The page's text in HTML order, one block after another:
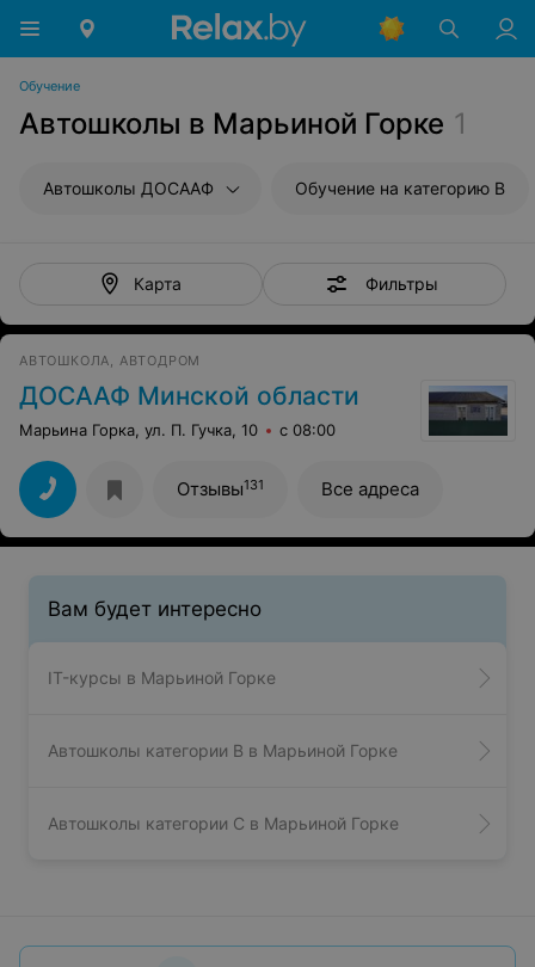
Обучение
Автошколы в Марьиной Горке 1
Автошколы ДОСААФ Обучение на категорию B
Карта Фильтры
АВТОШКОЛА, АВТОДРОМ
ДОСААФ Минской области
Марьина Горка, ул. П. Гучка, 10 с 08:00
Отзывы131 Все адреса
Вам будет интересно
IT-курсы в Марьиной Горке
Автошколы категории B в Марьиной Горке
Автошколы категории C в Марьиной Горке